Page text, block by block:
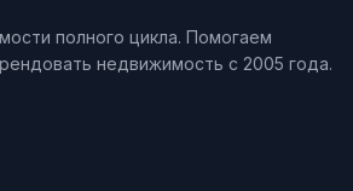
полного цикла. Помогаем
недвижимость с 2005 года.